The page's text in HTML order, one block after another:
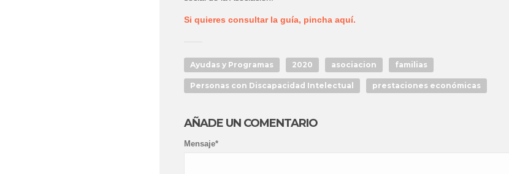
Si quieres consultar la guía, pincha aquí.
Ayudas y Programas 2020 asociacion familias
Personas con Discapacidad Intelectual prestaciones económicas
AÑADE UN COMENTARIO
Mensaje*